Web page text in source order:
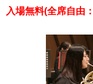
入場無料(全席自由